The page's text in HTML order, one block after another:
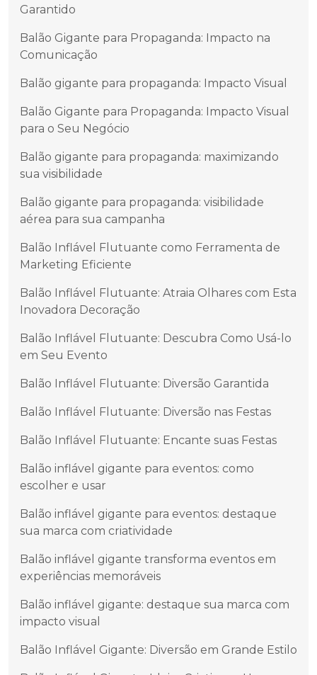
Garantido
Balão Gigante para Propaganda: Impacto na
Comunicação
Balão gigante para propaganda: Impacto Visual
Balão Gigante para Propaganda: Impacto Visual
para o Seu Negócio
Balão gigante para propaganda: maximizando
sua visibilidade
Balão gigante para propaganda: visibilidade
aérea para sua campanha
Balão Inflável Flutuante como Ferramenta de
Marketing Eficiente
Balão Inflável Flutuante: Atraia Olhares com Esta
Inovadora Decoração
Balão Inflável Flutuante: Descubra Como Usá-lo
em Seu Evento
Balão Inflável Flutuante: Diversão Garantida
Balão Inflável Flutuante: Diversão nas Festas
Balão Inflável Flutuante: Encante suas Festas
Balão inflável gigante para eventos: como
escolher e usar
Balão inflável gigante para eventos: destaque
sua marca com criatividade
Balão inflável gigante transforma eventos em
experiências memoráveis
Balão inflável gigante: destaque sua marca com
impacto visual
Balão Inflável Gigante: Diversão em Grande Estilo